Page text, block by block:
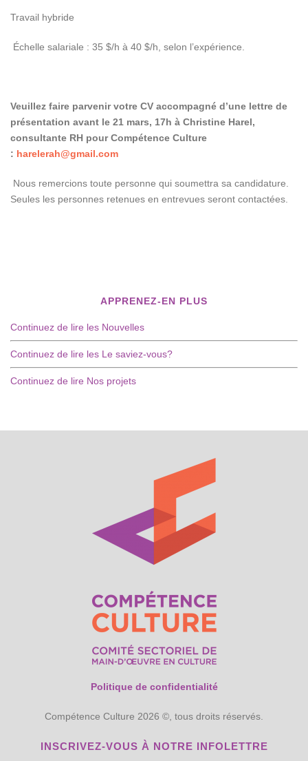
Travail hybride
Échelle salariale : 35 $/h à 40 $/h, selon l’expérience.
Veuillez faire parvenir votre CV accompagné d’une lettre de
présentation avant le 21 mars, 17h à Christine Harel,
consultante RH pour Compétence Culture
: harelerah@gmail.com
Nous remercions toute personne qui soumettra sa candidature.
Seules les personnes retenues en entrevues seront contactées.
APPRENEZ-EN PLUS
Continuez de lire les Nouvelles
Continuez de lire les Le saviez-vous?
Continuez de lire Nos projets
Politique de confidentialité
Compétence Culture 2026 ©, tous droits réservés.
INSCRIVEZ-VOUS À NOTRE INFOLETTRE